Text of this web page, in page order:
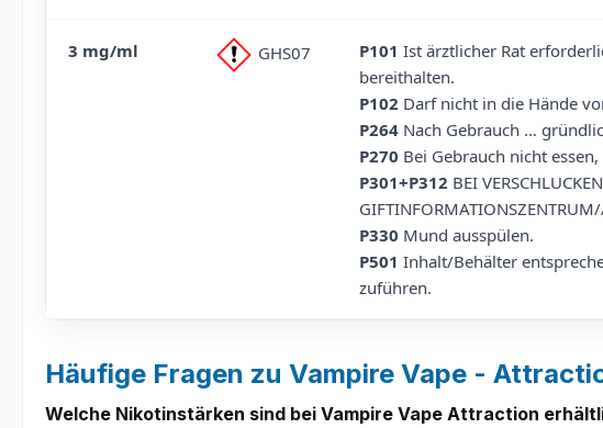
3 mg/ml GHS07 P101 Ist ärztlicher Rat
bereithalten.
P102 Darf nicht in die Hände
P264 Nach Gebrauch …
P270 Bei Gebrauch nicht
P301+P312 BEI
P330 Mund ausspülen.
P501 Inhalt/Behälter
zuführen.
Häufige Fragen zu Vampire Vape -
Welche Nikotinstärken sind bei Vampire Vape Attraction